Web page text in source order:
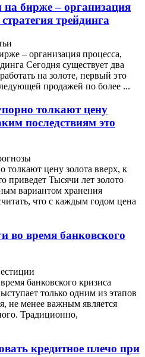
на бирже – организация
трейдинга
– организация процесса,
Сегодня существует два
на золоте, первый это
продажей по более ...
толкают цену
последствиям это
толкают цену золота вверх, к
приведет Тысячи лет золото
вариантом хранения
что с каждым годом цена
во время банковского
банковского кризиса
только одним из этапов
не менее важным является
Традиционно,
кредитное плечо при